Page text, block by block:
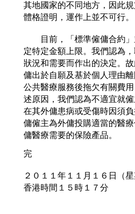
其地國家的不同地方，因此
體格證明，運作上並不可行。
目前，「標準僱傭合約」
定特定金額上限。我們認為
狀況和需要而作出的決定。
傭出於自願及基於個人理由
公共醫療服務後拖欠有關費
述原因，我們認為不適宜就
在其外傭患病或受傷時因須
傭僱主為外傭投購適當的醫
傭醫療需要的保險產品。
完
２０１１年１１月１６日（
香港時間１５時１７分